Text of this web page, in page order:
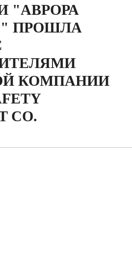
"АВРОРА
ПРОШЛА
КОМПАНИИ
CO.